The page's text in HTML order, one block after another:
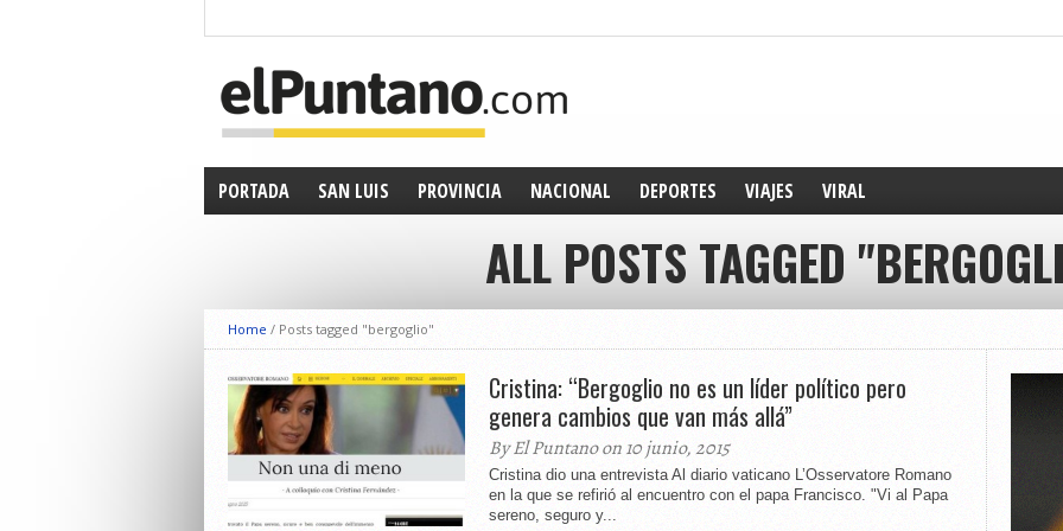
PORTADA SAN LUIS PROVINCIA NACIONAL DEPORTES VIAJES VIRAL
ALL POSTS TAGGED
Home / Posts tagged "bergoglio"
Cristina: “Bergoglio no es un líder político pero
genera cambios que van más allá”
By El Puntano on 10 junio, 2015
Cristina dio una entrevista Al diario vaticano L’Osservatore Romano
en la que se refirió al encuentro con el papa Francisco. "Vi al Papa
sereno, seguro y...